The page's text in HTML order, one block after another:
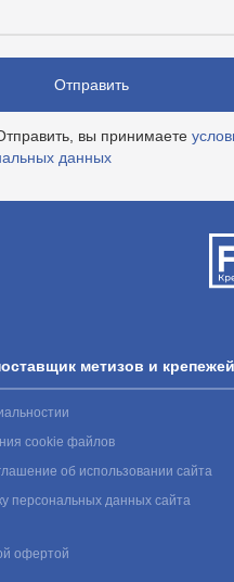
Отправить
вы принимаете
данных
метизов и крепежей
cookie файлов
об использовании сайта
персональных данных сайта
офертой